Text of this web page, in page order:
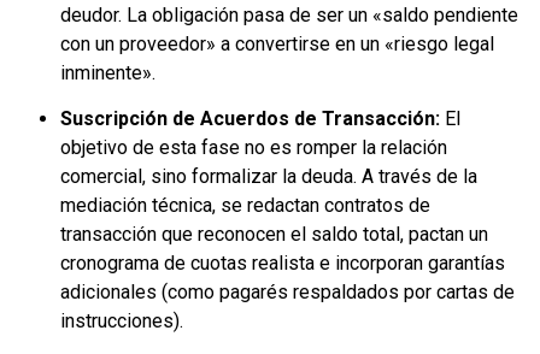
deudor. La obligación pasa de ser un «saldo pendiente
con un proveedor» a convertirse en un «riesgo legal
inminente».
Suscripción de Acuerdos de Transacción: El
objetivo de esta fase no es romper la relación
comercial, sino formalizar la deuda. A través de la
mediación técnica, se redactan contratos de
transacción que reconocen el saldo total, pactan un
cronograma de cuotas realista e incorporan garantías
adicionales (como pagarés respaldados por cartas de
instrucciones).